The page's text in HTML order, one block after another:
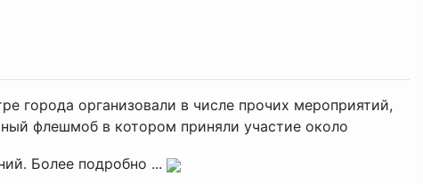
города организовали в числе прочих мероприятий,
флешмоб в котором приняли участие около
Более подробно ...